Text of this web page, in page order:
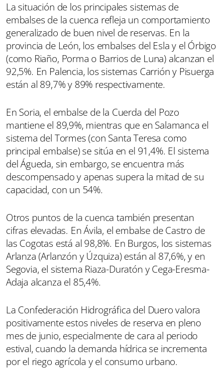
La situación de los principales sistemas de
embalses de la cuenca refleja un comportamiento
generalizado de buen nivel de reservas. En la
provincia de León, los embalses del Esla y el Órbigo
(como Riaño, Porma o Barrios de Luna) alcanzan el
92,5%. En Palencia, los sistemas Carrión y Pisuerga
están al 89,7% y 89% respectivamente.
En Soria, el embalse de la Cuerda del Pozo
mantiene el 89,9%, mientras que en Salamanca el
sistema del Tormes (con Santa Teresa como
principal embalse) se sitúa en el 91,4%. El sistema
del Águeda, sin embargo, se encuentra más
descompensado y apenas supera la mitad de su
capacidad, con un 54%.
Otros puntos de la cuenca también presentan
cifras elevadas. En Ávila, el embalse de Castro de
las Cogotas está al 98,8%. En Burgos, los sistemas
Arlanza (Arlanzón y Úzquiza) están al 87,6%, y en
Segovia, el sistema Riaza-Duratón y Cega-Eresma-
Adaja alcanza el 85,4%.
La Confederación Hidrográfica del Duero valora
positivamente estos niveles de reserva en pleno
mes de junio, especialmente de cara al periodo
estival, cuando la demanda hídrica se incrementa
por el riego agrícola y el consumo urbano.